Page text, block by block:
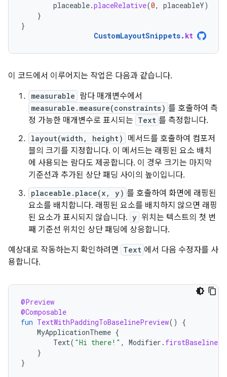
placeable.placeRelative(0, placeableY)
}
}
CustomLayoutSnippets. kt
이 코드에서 이루어지는 작업은 다음과 같습니다.
measurable 람다 매개변수에서
measurable.measure(constraints) 를 호출하여 측
정 가능한 매개변수로 표시되는 Text 를 측정합니다.
layout(width, height)
메서드를 호출하여 컴포저
블의 크기를 지정합니다. 이 메서드는 래핑된 요소 배치
에 사용되는 람다도 제공합니다. 이 경우 크기는 마지막
기준선과 추가된 상단 패딩 사이의 높이입니다.
placeable.place(x, y) 를 호출하여 화면에 래핑된
요소를 배치합니다. 래핑된 요소를 배치하지 않으면 래핑
된 요소가 표시되지 않습니다. y 위치는 텍스트의 첫 번
째 기준선 위치인 상단 패딩에 상응합니다.
예상대로 작동하는지 확인하려면
Text 에서 다음 수정자를 사
용합니다.
@Preview
@Composable
fun TextWithPaddingToBaselinePreview()
{
MyApplicationTheme {
Text( "Hi there!" , Modifier .
}
}